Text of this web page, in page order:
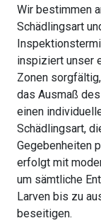
Wir bestimmen
Schädlingsart
inspiziert unser
Zonen
das Ausmaß
einen
Schädlingsart,
Gegebenheiten
erfolgt mit
um sämtliche
Larven bis zu
beseitigen.